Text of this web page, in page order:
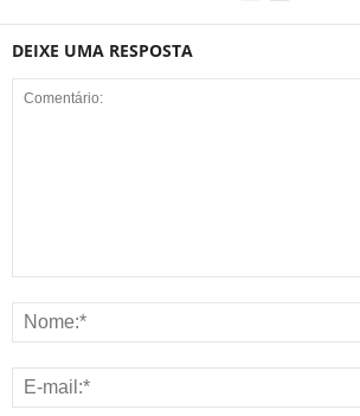
DEIXE UMA RESPOSTA